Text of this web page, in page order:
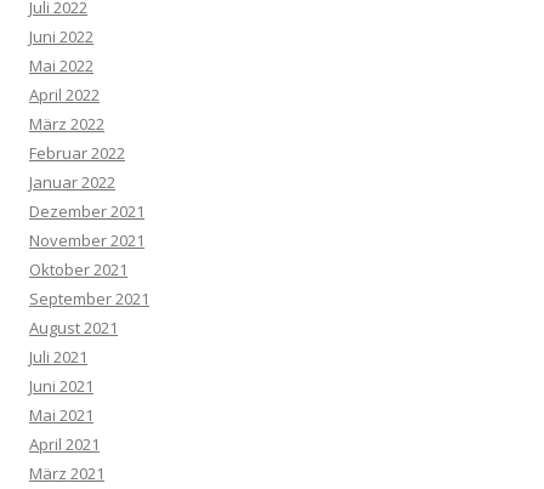
Juli 2022
Juni 2022
Mai 2022
April 2022
März 2022
Februar 2022
Januar 2022
Dezember 2021
November 2021
Oktober 2021
September 2021
August 2021
Juli 2021
Juni 2021
Mai 2021
April 2021
März 2021